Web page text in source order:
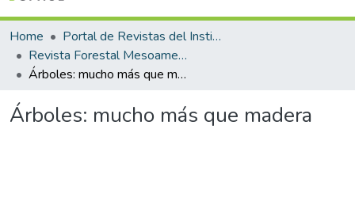
Home
Portal de Revistas del Instituto Tecnológico de Costa Rica
Revista Forestal Mesoamericana Kurú
Árboles: mucho más que madera
Árboles: mucho más que madera